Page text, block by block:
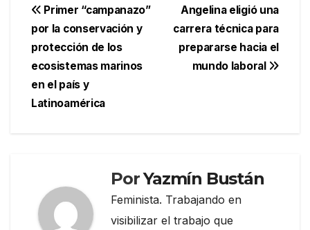
Navegación
de
entradas
Angelina eligió una
carrera técnica para
prepararse hacia el
mundo laboral
Primer “campanazo”
por la conservación y
protección de los
ecosistemas marinos
en el país y
Latinoamérica
PorYazmín Bustán
Feminista. Trabajando en
visibilizar el trabajo que